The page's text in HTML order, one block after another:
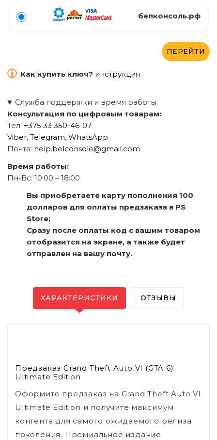
белконсоль.рф
ПЕРЕЙТИ
Как купить ключ? инструкция
Служба поддержки и время работы
Консультация по цифровым товарам:
Тел: +375 33 350-46-07
Viber, Telegram, WhatsApp
Почта: help.belconsole@gmail.com
Время работы:
Пн-Вс: 10:00 – 18:00
Вы приобретаете карту пополнения 100
долларов для оплаты предзаказа в PS
Store;
Сразу после оплаты код с вашим товаром
отобразится на экране, а также будет
отправлен на вашу почту.
ХАРАКТЕРИСТИКИ ОТЗЫВЫ
Предзаказ Grand Theft Auto VI (GTA 6)
Ultimate Edition
Оформите предзаказ на Grand Theft Auto VI
Ultimate Edition и получите максимум
контента для самого ожидаемого релиза
поколения. Премиальное издание